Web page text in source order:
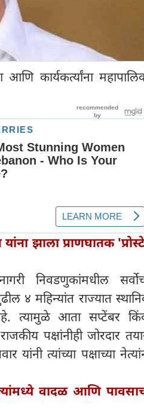
आणि कार्यकर्त्यांना
झाला प्राणघातक
नागरी निवडणुकांमधील
४ महिन्यांत राज्यात
त्यामुळे आता सप्टेंबर
पक्षांनीही जोरदार
त्यांच्या पक्षाच्या
वादळ आणि